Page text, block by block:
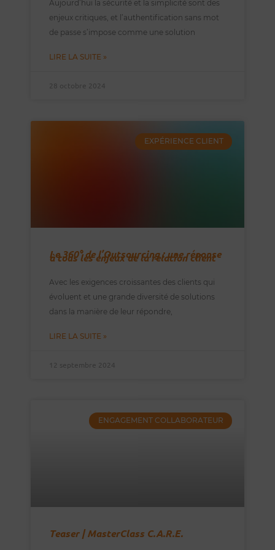
Aujourd’hui la sécurité et la simplicité sont des
enjeux critiques, et l’authentification sans mot
de passe s’impose comme une solution
LIRE LA SUITE »
28 octobre 2024
EXPÉRIENCE CLIENT
Le 360° de l’Outsourcing : une réponse
à tous les enjeux de la relation client
Avec les exigences croissantes des clients qui
évoluent et une grande diversité de solutions
dans la manière de leur répondre,
LIRE LA SUITE »
12 septembre 2024
ENGAGEMENT COLLABORATEUR
Teaser | MasterClass C.A.R.E.